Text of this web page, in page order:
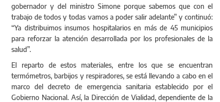
gobernador y del ministro Simone porque sabemos que con el
trabajo de todos y todas vamos a poder salir adelante” y continuó:
“Ya distribuimos insumos hospitalarios en más de 45 municipios
para reforzar la atención desarrollada por los profesionales de la
salud”.
El reparto de estos materiales, entre los que se encuentran
termómetros, barbijos y respiradores, se está llevando a cabo en el
marco del decreto de emergencia sanitaria establecido por el
Gobierno Nacional. Así, la Dirección de Vialidad, dependiente de la